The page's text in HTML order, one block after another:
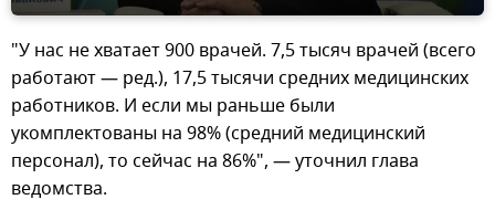
"У нас не хватает 900 врачей. 7,5 тысяч врачей (всего
работают — ред.), 17,5 тысячи средних медицинских
работников. И если мы раньше были
укомплектованы на 98% (средний медицинский
персонал), то сейчас на 86%", — уточнил глава
ведомства.